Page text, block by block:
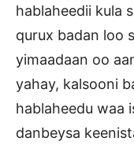
hablaheedii kula
qurux badan loo
yimaadaan oo
yahay, kalsooni
hablaheedu waa
danbeysa